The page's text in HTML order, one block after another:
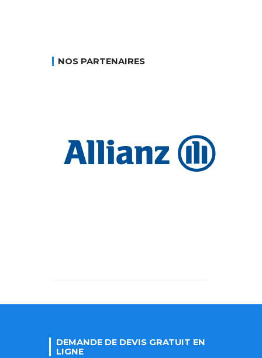
NOS PARTENAIRES
DEMANDE DE DEVIS GRATUIT EN
LIGNE